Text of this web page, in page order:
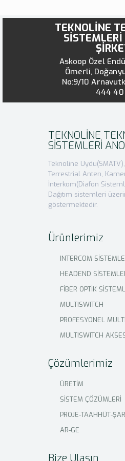
TEKNOLİNE
Askoop Özel
Ömerli,
No:9/10
444 40
TEKNOLİNE
SİSTEMLERİ
Teknoline
Terrestrial Anten,
İnterkom(Diafon
Dağıtım sistemleri
göstermektedir.
Ürünlerimiz
INTERCOM
HEADEND
FİBER OPTİK
MULTISWITCH
PROFESYONEL
MULTISWITCH
Çözümlerimiz
ÜRETİM
SİSTEM ÇÖZÜMLERİ
PROJE-TAAHHÜT-
AR-GE